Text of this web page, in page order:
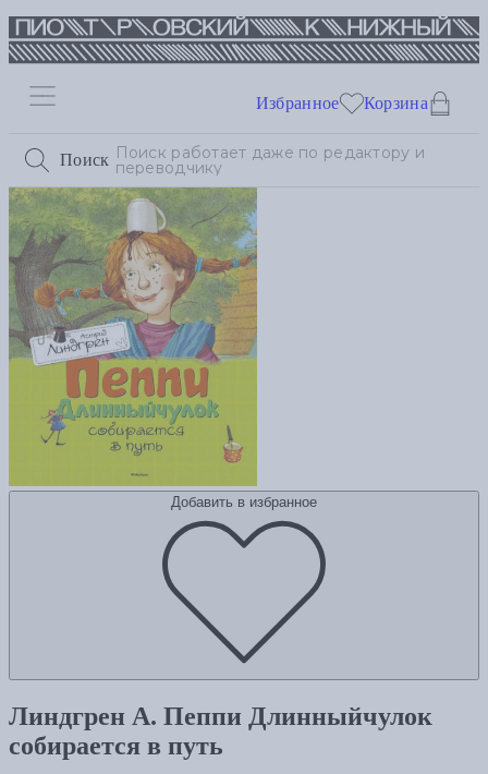
Поиск
Избранное Корзина
Добавить в избранное
Линдгрен А. Пеппи Длинныйчулок
собирается в путь